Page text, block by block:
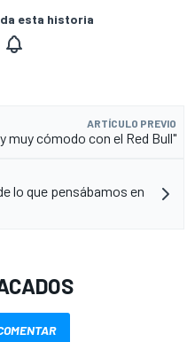
esta historia
ARTÍCULO PREVIO
muy cómodo con el Red Bull"
lo que pensábamos en